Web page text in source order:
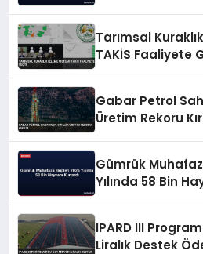
Tarımsal
TAKİS Faaliyete
Gabar Petrol
Üretim Rekoru
Gümrük
Yılında 58 Bin
IPARD III
Liralık Destek